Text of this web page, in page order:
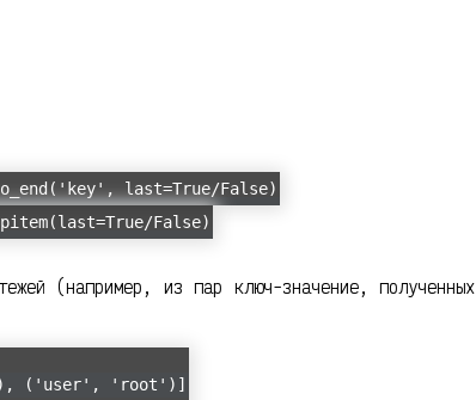
last=True/False)
False)
(например, из пар ключ-значение, полученных
('user', 'root')]